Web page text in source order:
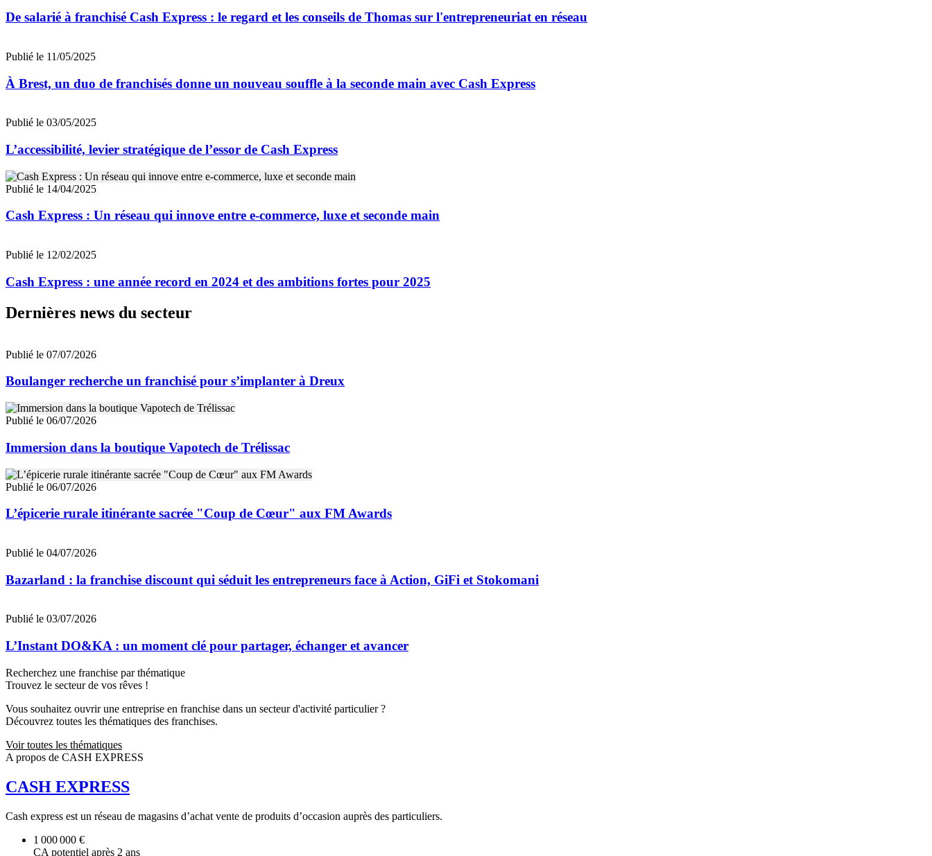
De salarié à franchisé Cash Express : le regard et les conseils de Thomas sur l'entrepreneuriat en réseau
Publié le 11/05/2025
À Brest, un duo de franchisés donne un nouveau souffle à la seconde main avec Cash Express
Publié le 03/05/2025
L’accessibilité, levier stratégique de l’essor de Cash Express
Publié le 14/04/2025
Cash Express : Un réseau qui innove entre e-commerce, luxe et seconde main
Publié le 12/02/2025
Cash Express : une année record en 2024 et des ambitions fortes pour 2025
Dernières news du secteur
Publié le 07/07/2026
Boulanger recherche un franchisé pour s’implanter à Dreux
Publié le 06/07/2026
Immersion dans la boutique Vapotech de Trélissac
Publié le 06/07/2026
L’épicerie rurale itinérante sacrée "Coup de Cœur" aux FM Awards
Publié le 04/07/2026
Bazarland : la franchise discount qui séduit les entrepreneurs face à Action, GiFi et Stokomani
Publié le 03/07/2026
L’Instant DO&KA : un moment clé pour partager, échanger et avancer
Recherchez une franchise par thématique
Trouvez le secteur de vos rêves !
Vous souhaitez ouvrir une entreprise en franchise dans un secteur d'activité particulier ?
Découvrez toutes les thématiques des franchises.
Voir toutes les thématiques
A propos de CASH EXPRESS
CASH EXPRESS
Cash express est un réseau de magasins d’achat vente de produits d’occasion auprès des particuliers.
1 000 000 €
CA potentiel après 2 ans